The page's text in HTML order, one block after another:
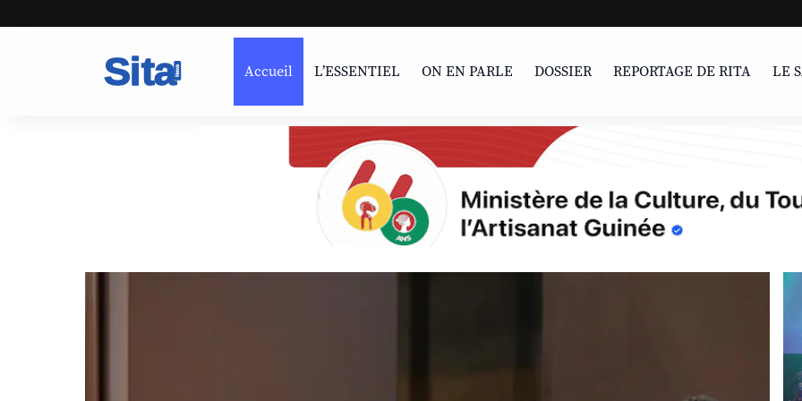
UNESCO |
Accueil L’ESSENTIEL ON EN PARLE DOSSIER REPORTAGE DE RITA LE